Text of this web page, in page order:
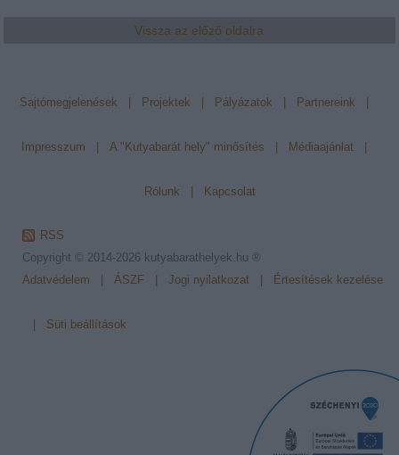
Vissza az előző oldalra
Sajtómegjelenések Projektek Pályázatok Partnereink
Impresszum A "Kutyabarát hely" minősítés Médiaajánlat
Rólunk Kapcsolat
RSS
Copyright © 2014-2026 kutyabarathelyek.hu ®
Adatvédelem
ÁSZF Jogi nyilatkozat Értesítések kezelése
Süti beállítások